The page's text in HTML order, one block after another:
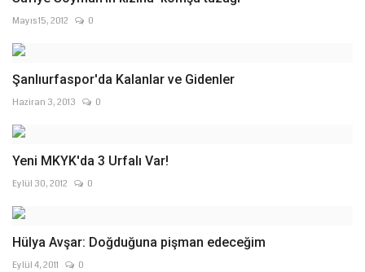
Mayıs 15, 2012 0
Şanlıurfaspor'da Kalanlar ve Gidenler
Haziran 3, 2013 0
Yeni MKYK'da 3 Urfalı Var!
Eylül 30, 2012 0
Hülya Avşar: Doğduğuna pişman edeceğim
Eylül 4, 2011 0